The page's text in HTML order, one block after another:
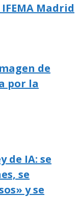
Madrid
de
por la
de IA: se
se
y se